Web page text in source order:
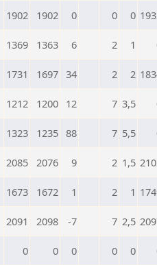
1902 1902 0 0 0
1369 1363 6 2 1
1731 1697 34 2 2
1212 1200 12 7 3,5
1323 1235 88 7 5,5
2085 2076 9 2 1,5
1673 1672 1 2 1
2091 2098 -7 7 2,5
0 0 0 0 0